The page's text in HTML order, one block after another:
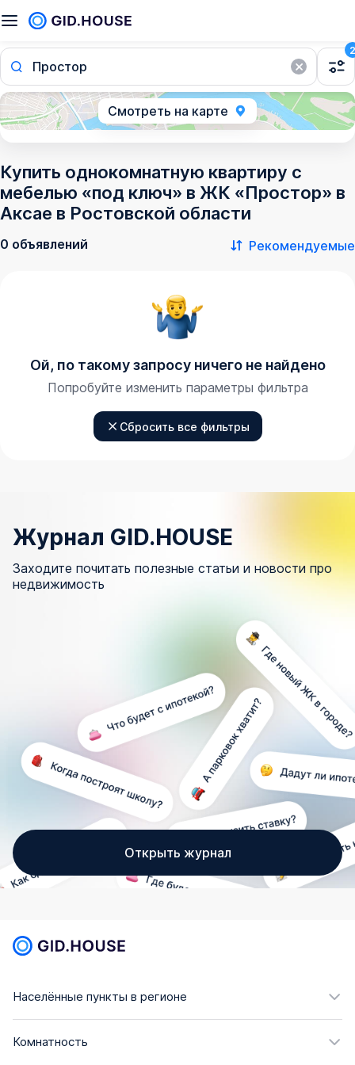
Простор
2
Смотреть на карте
Купить однокомнатную квартиру с
мебелью «под ключ» в ЖК «Простор» в
Аксае в Ростовской области
0 объявлений Рекомендуемые
Ой, по такому запросу ничего не найдено
Попробуйте изменить параметры фильтра
Сбросить все фильтры
Журнал GID.HOUSE
Заходите почитать полезные статьи и новости про
недвижимость
Открыть журнал
Населённые пункты в регионе
Комнатность